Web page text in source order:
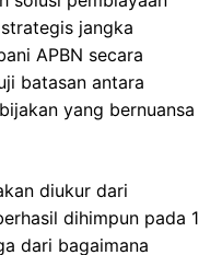
jangka
APBN secara
batasan antara
yang bernuansa
diukur dari
dihimpun pada 1
dari bagaimana